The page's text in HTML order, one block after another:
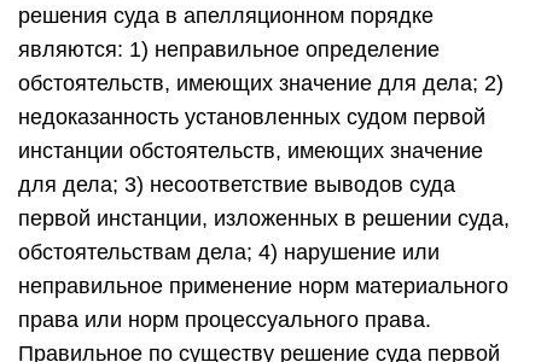
решения суда в апелляционном порядке
являются: 1) неправильное определение
обстоятельств, имеющих значение для дела; 2)
недоказанность установленных судом первой
инстанции обстоятельств, имеющих значение
для дела; 3) несоответствие выводов суда
первой инстанции, изложенных в решении суда,
обстоятельствам дела; 4) нарушение или
неправильное применение норм материального
права или норм процессуального права.
Правильное по существу решение суда первой